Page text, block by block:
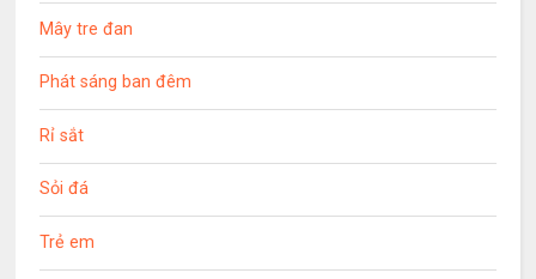
Mây tre đan
Phát sáng ban đêm
Rỉ sắt
Sỏi đá
Trẻ em